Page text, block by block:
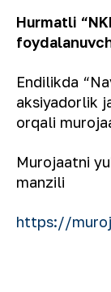
Hurmatli
Endilikda
aksiyadorlik
orqali
Murojaatni
manzili
https://